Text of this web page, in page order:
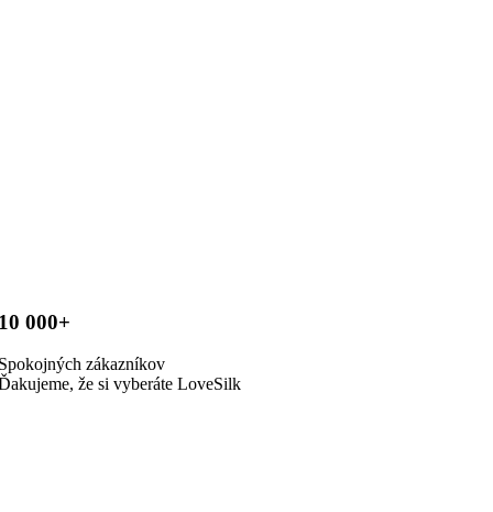
000+
zákazníkov
že si vyberáte LoveSilk